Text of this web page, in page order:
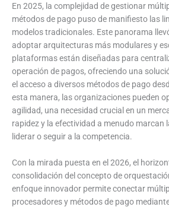
En 2025, la complejidad de gestionar
métodos de pago puso de manifiesto las
modelos tradicionales. Este panorama
adoptar arquitecturas más modulares y
plataformas están diseñadas para
operación de pagos, ofreciendo una
el acceso a diversos métodos de pago
esta manera, las organizaciones pueden
agilidad, una necesidad crucial en un
rapidez y la efectividad a menudo marcan
liderar o seguir a la competencia.
Con la mirada puesta en el 2026, el
consolidación del concepto de
enfoque innovador permite conectar
procesadores y métodos de pago